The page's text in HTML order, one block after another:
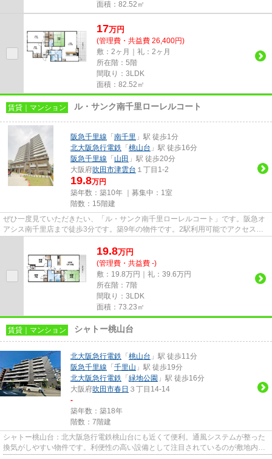
面積：82.52㎡
17万円
(管理費・共益費 26,400円)
敷：2ヶ月｜礼：2ヶ月
所在階：5階
間取り：3LDK
面積：82.52㎡
賃貸｜マンション ル・サンク南千里ローレルコート
阪急千里線 「 南千里 」駅 徒歩1分
北大阪急行電鉄 「 桃山台 」駅 徒歩16分
阪急千里線 「 山田 」駅 徒歩20分
大阪府吹田市津雲台 １丁目1-2
19.8万円
築年数：築10年 ｜募集中： 1室
階数：15階建
ぜひ一度見ていただきたい、「ル・サンク南千里ローレルコート」です。阪急オ
アシス南千里店まで徒歩3分です。築9年の物件です。2駅利用可能でアクセスの
19.8万円
(管理費・共益費 -)
敷：19.8万円｜礼：39.6万円
所在階：7階
間取り：3LDK
面積：73.23㎡
賃貸｜マンション シャトー桃山台
北大阪急行電鉄 「 桃山台 」駅 徒歩11分
阪急千里線 「 千里山 」駅 徒歩19分
北大阪急行電鉄 「 緑地公園 」駅 徒歩16分
大阪府吹田市春日 ３丁目14-14
-
築年数：築18年
階数：7階建
シャトー桃山台：北大阪急行電鉄桃山台にも近くて便利。通風システムが整った
換気がしやすい物件です。利便性の高い設備として注目されているのが敷地内ご